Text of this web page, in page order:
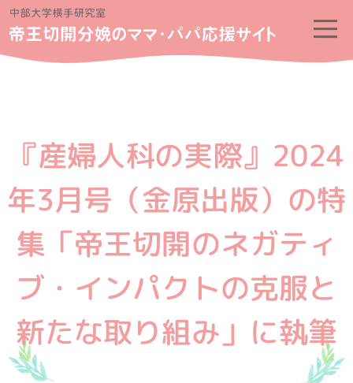
『産婦人科の実際』2024
年3月号（金原出版）の特
集「帝王切開のネガティ
ブ・インパクトの克服と
新たな取り組み」に執筆